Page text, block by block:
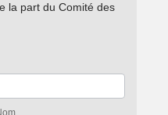
la part du Comité des